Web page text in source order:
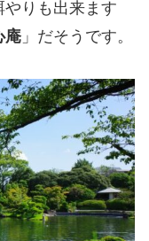
りも出来ます
庵 」だそうです。